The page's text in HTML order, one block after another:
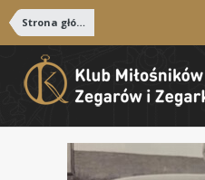
Strona główna